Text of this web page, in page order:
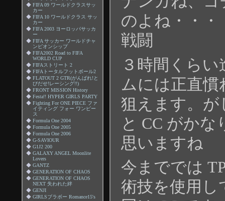
◆ FIFA 09 ワールドクラスサッ
カー
◆ FIFA 10 ワールドクラス サッ
カー
◆ FIFA 2003 ヨーロッパサッカ
ー
◆ FIFA サッカー ワールドチャ
ンピオンシップ
◆ FIFA2002 Road to FIFA
WORLD CUP
◆ FIFAストリート 2
◆ FIFAトータルフットボール2
◆ FLATOUT 2 GTR(がんばれ!と
びだせ!レーシング!!)
◆ FRONT MISSION History
◆ Festa!! HYPER GIRLS PARTY
◆ Fighting For ONE PIECE ファ
イティング フォー ワンピー
ス
◆ Formula One 2004
◆ Formula One 2005
◆ Formula One 2006
◆ G-SAVIOUR
◆ G1J2 200
◆ GALAXY ANGEL Moonlite
Lovers
◆ GANTZ
◆ GENERATION OF CHAOS
◆ GENERATION OF CHAOS
NEXT 失われた絆
◆ GENJI
◆ GIRLSブラボー Romance15's
のよね・・
戦闘
３時間くら
ムには正直
狙えます。が
と CC がか
思いますね
今まででは
術技を使用し